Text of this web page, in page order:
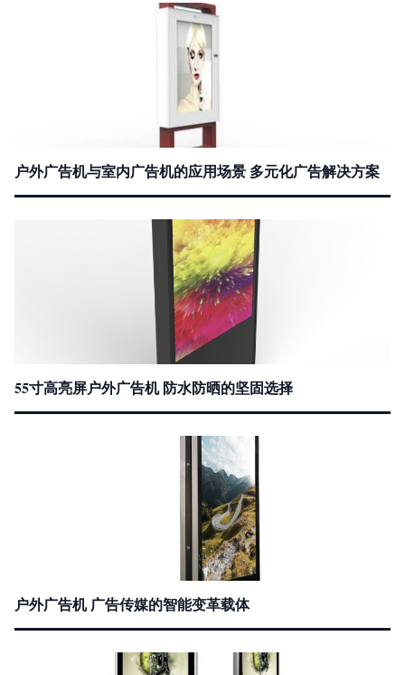
户外广告机与室内广告机的应用场景 多元化广告解决方案
55寸高亮屏户外广告机 防水防晒的坚固选择
户外广告机 广告传媒的智能变革载体